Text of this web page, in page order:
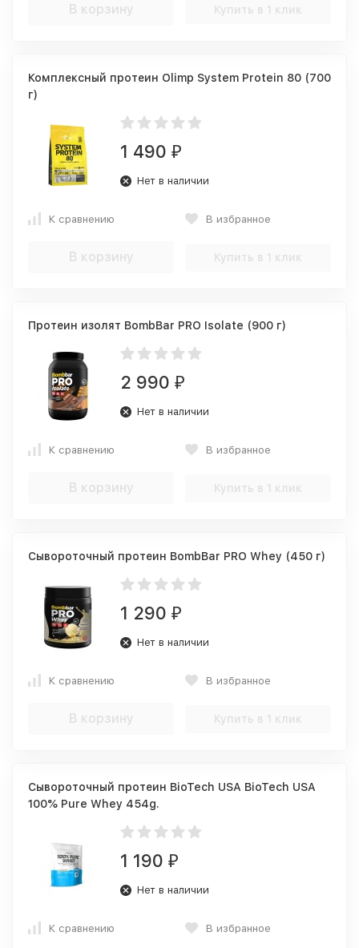
В корзину Купить в 1 клик
Комплексный протеин Olimp System Protein 80 (700
г)
1 490 ₽
Нет в наличии
К сравнению В избранное
В корзину Купить в 1 клик
Протеин изолят BombBar PRO Isolate (900 г)
2 990 ₽
Нет в наличии
К сравнению В избранное
В корзину Купить в 1 клик
Сывороточный протеин BombBar PRO Whey (450 г)
1 290 ₽
Нет в наличии
К сравнению В избранное
В корзину Купить в 1 клик
Сывороточный протеин BioTech USA BioTech USA
100% Pure Whey 454g.
1 190 ₽
Нет в наличии
К сравнению В избранное